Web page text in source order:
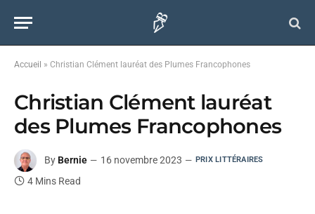
Accueil » Christian Clément lauréat des Plumes Francophones
Christian Clément lauréat
des Plumes Francophones
By Bernie 16 novembre 2023 PRIX LITTÉRAIRES
4 Mins Read